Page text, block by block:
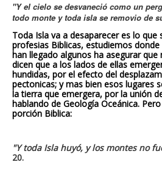
"Y el cielo se desvaneció como un
todo monte y toda isla se removio de
Toda Isla va a desaparecer es lo que
profesias Biblicas, estudiemos
han llegado algunos ha asegurar que
dicen que a los lados de ellas
hundidas, por el efecto del
pectonicas; y mas bien esos lugares
la tierra que emergera, por la unión
hablando de Geología Oceánica.
porción Biblica:
"Y toda Isla huyó, y los montes no
20.